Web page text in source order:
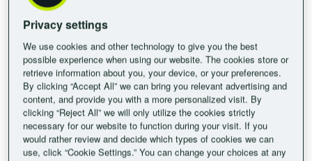
OFFRE ÉTÉ
Privacy settings
We use cookies and other technology to give you the best
possible experience when using our website. The cookies store or
retrieve information about you, your device, or your preferences.
By clicking “Accept All” we can bring you relevant advertising and
content, and provide you with a more personalized visit. By
clicking “Reject All” we will only utilize the cookies strictly
necessary for our website to function during your visit. If you
would rather review and decide which types of cookies we can
use, click “Cookie Settings.” You can change your choices at any